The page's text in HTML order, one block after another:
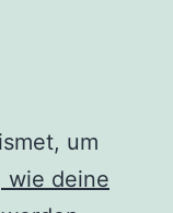
um
wie deine